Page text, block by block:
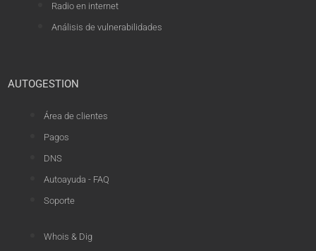
Radio en internet
Análisis de vulnerabilidades
AUTOGESTION
Área de clientes
Pagos
DNS
Autoayuda - FAQ
Soporte
Whois & Dig